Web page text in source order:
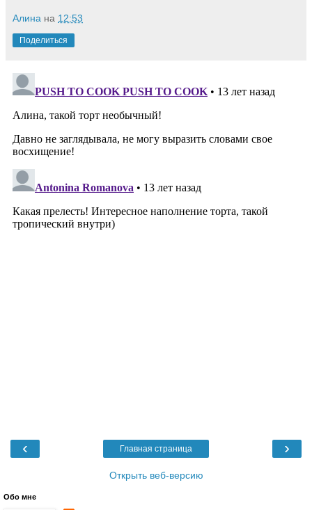
Алина на 12:53
Поделиться
‹ ›
Главная страница
Открыть веб-версию
Обо мне